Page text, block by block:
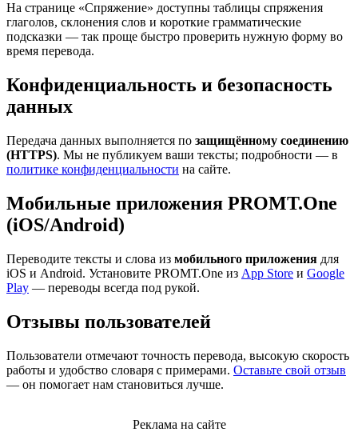
На странице «Спряжение» доступны таблицы спряжения
глаголов, склонения слов и короткие грамматические
подсказки — так проще быстро проверить нужную форму во
время перевода.
Конфиденциальность и безопасность
данных
Передача данных выполняется по защищённому соединению
(HTTPS). Мы не публикуем ваши тексты; подробности — в
политике конфиденциальности на сайте.
Мобильные приложения PROMT.One
(iOS/Android)
Переводите тексты и слова из мобильного приложения для
iOS и Android. Установите PROMT.One из App Store и Google
Play — переводы всегда под рукой.
Отзывы пользователей
Пользователи отмечают точность перевода, высокую скорость
работы и удобство словаря с примерами. Оставьте свой отзыв
— он помогает нам становиться лучше.
Реклама на сайте